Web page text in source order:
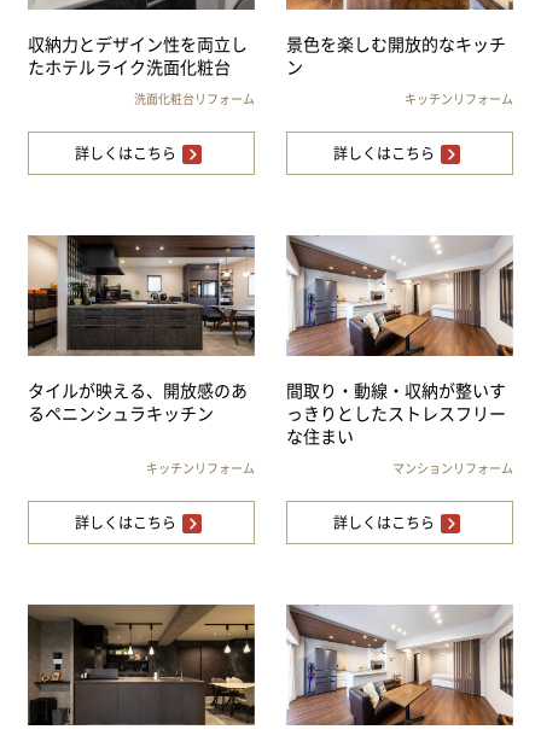
収納力とデザイン性を両立し
たホテルライク洗面化粧台
洗面化粧台リフォーム
詳しくはこちら
景色を楽しむ開放的なキッチ
ン
キッチンリフォーム
詳しくはこちら
タイルが映える、開放感のあ
るペニンシュラキッチン
キッチンリフォーム
詳しくはこちら
間取り・動線・収納が整いす
っきりとしたストレスフリー
な住まい
マンションリフォーム
詳しくはこちら